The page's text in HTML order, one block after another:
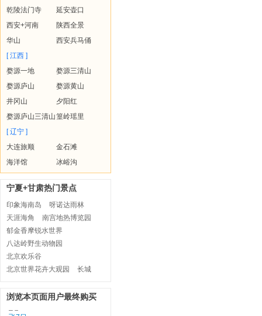
乾陵法门寺
延安壶口
西安+河南
陕西全景
华山
西安兵马俑
[ 江西 ]
婺源一地
婺源三清山
婺源庐山
婺源黄山
井冈山
夕阳红
婺源庐山三清山篁岭瑶里
[ 辽宁 ]
大连旅顺
金石滩
海洋馆
冰峪沟
宁夏+甘肃热门景点
印象海南岛
呀诺达雨林
天涯海角
南宫地热博览园
郁金香摩锐水世界
八达岭野生动物园
北京欢乐谷
北京世界花卉大观园
长城
浏览本页面用户最终购买